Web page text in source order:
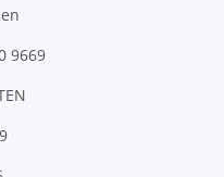
9669